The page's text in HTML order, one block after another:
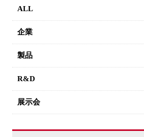
ALL
企業
製品
R&D
展示会